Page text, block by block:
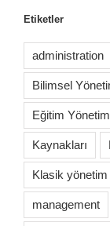
Etiketler
administration
Bilimsel
Eğitim
Kaynakları
Klasik yönetim
management